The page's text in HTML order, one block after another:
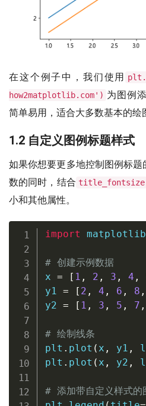
在这个例子中，我们使用
how2matplotlib.com') 为图例
简单易用，适合大多数基本的绘
1.2 自定义图例标题样式
如果你想要更多地控制图例标题
数的同时，结合 title_fontsize
小和其他属性。
import matplotlib
# 创建示例数据
x = [ 1 , 2 , 3 , 4 ,
y1 = [ 2 , 4 , 6 , 8 ,
y2 = [ 1 , 3 , 5 , 7 ,
# 绘制线条
plt . plot ( x , y1 ,
plt . plot ( x , y2 ,
# 添加带自定义样式的